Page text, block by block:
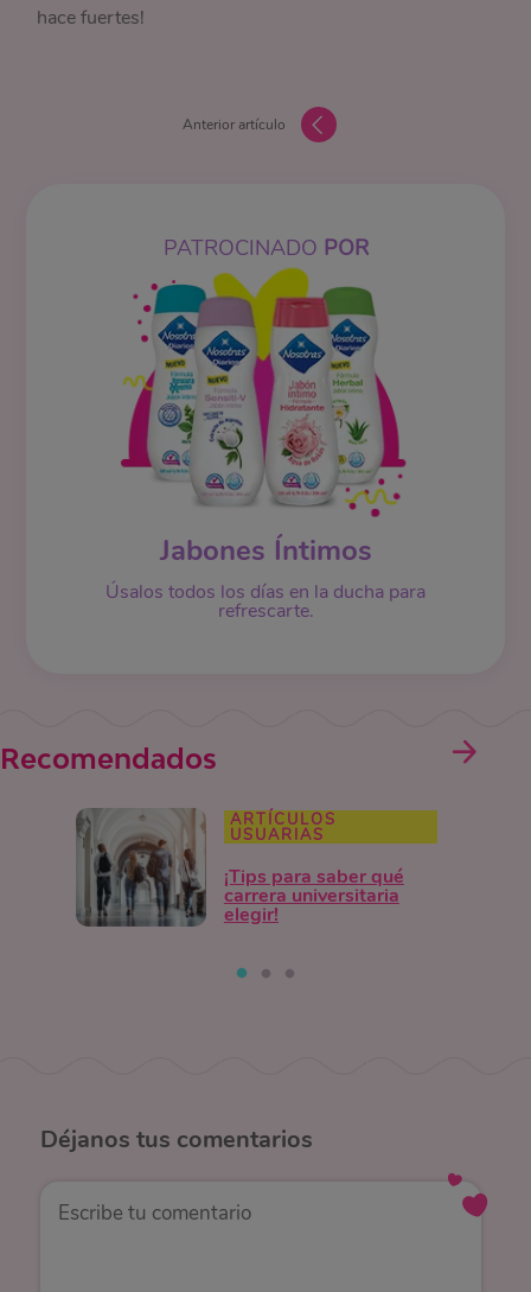
hace fuertes!
Anterior artículo
PATROCINADO POR
Jabones Íntimos
Úsalos todos los días en la ducha para
refrescarte.
Recomendados
ARTÍCULOS
USUARIAS
¡Tips para saber qué
carrera universitaria
elegir!
Déjanos tus comentarios